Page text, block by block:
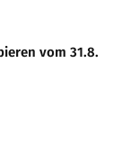
vom 31.8.